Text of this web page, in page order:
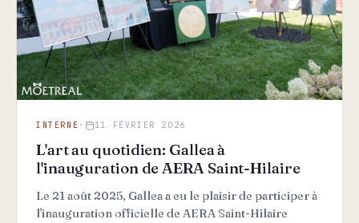
INTERNE · 11 FÉVRIER 2026
L'art au quotidien: Gallea à
l'inauguration de AERA Saint-Hilaire
Le 21 août 2025, Gallea a eu le plaisir de participer à
l'inauguration officielle de AERA Saint-Hilaire